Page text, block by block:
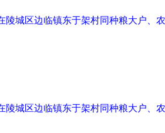
城区边临镇东于架村同种粮大户、
城区边临镇东于架村同种粮大户、